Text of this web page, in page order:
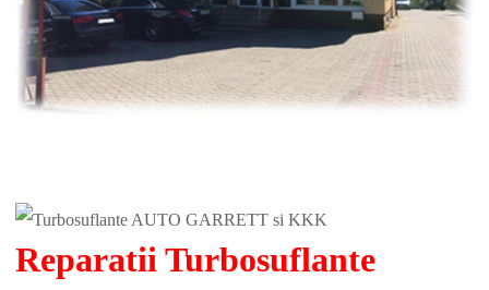
Reparatii Turbosuflante